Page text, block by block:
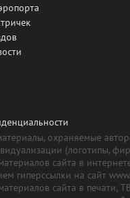
охраняемые
(логотипы,
сайта в
гиперссылки на сайт
сайта в печати,